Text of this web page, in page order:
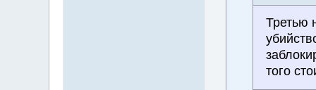
Третью
того